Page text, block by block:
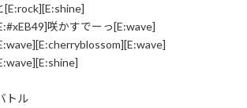
[E:rock][E:shine]
咲かすでーっ[E:wave]
トル